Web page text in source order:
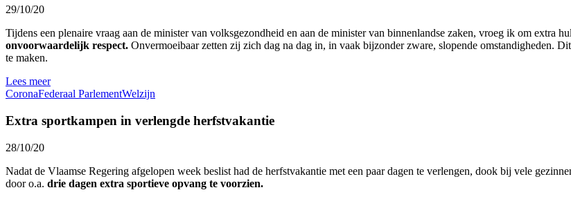
29/10/20
Tijdens een plenaire vraag aan de minister van volksgezondheid en aan de minister van binnenlandse zaken, vroeg ik om extra
onvoorwaardelijk respect. Onvermoeibaar zetten zij zich dag na dag in, in vaak bijzonder zware, slopende omstandigheden.
te maken.
Lees meer
CoronaFederaal ParlementWelzijn
Extra sportkampen in verlengde herfstvakantie
28/10/20
Nadat de Vlaamse Regering afgelopen week beslist had de herfstvakantie met een paar dagen te verlengen, dook bij vele
door o.a. drie dagen extra sportieve opvang te voorzien.